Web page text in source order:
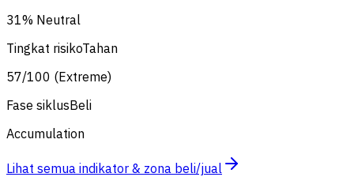
31% Neutral
Tingkat risikoTahan
57/100 (Extreme)
Fase siklusBeli
Accumulation
Lihat semua indikator & zona beli/jual